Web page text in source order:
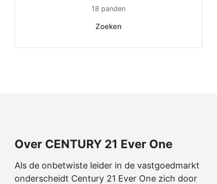
18 panden
Zoeken
Over CENTURY 21 Ever One
Als de onbetwiste leider in de vastgoedmarkt
onderscheidt Century 21 Ever One zich door